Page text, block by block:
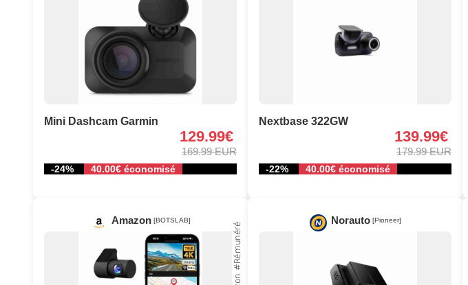
Mini Dashcam Garmin
129.99€
169.99 EUR
-24% 40.00€ économisé
Nextbase 322GW
139.99€
179.99 EUR
-22% 40.00€ économisé
Amazon [BOTSLAB] Norauto [Pioneer]